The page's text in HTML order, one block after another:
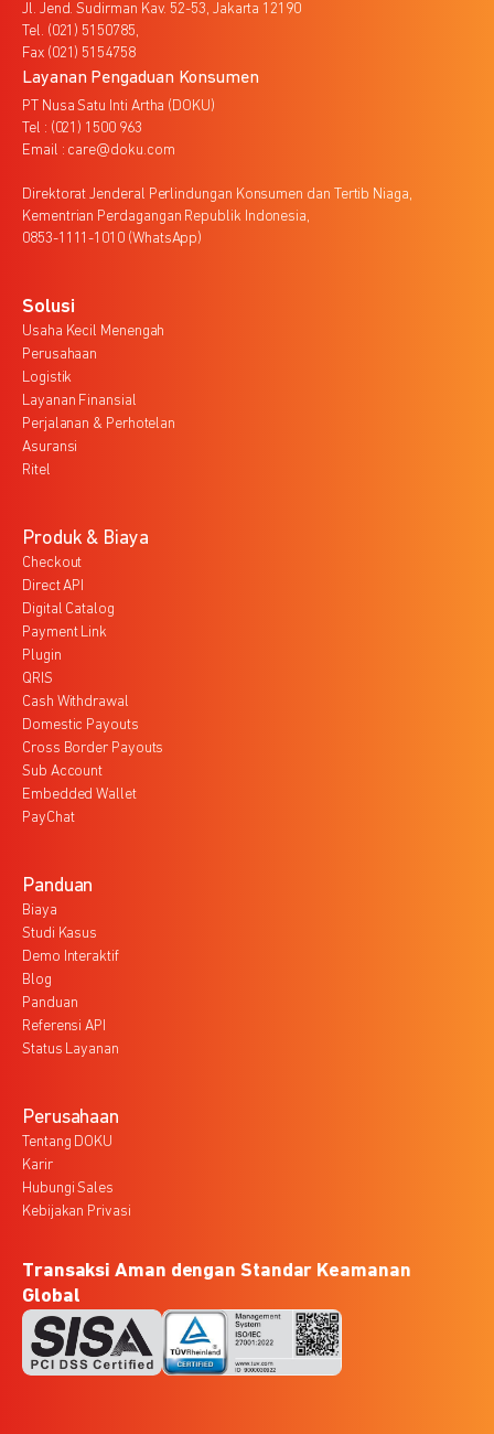
Jl. Jend. Sudirman Kav. 52-53, Jakarta 12190
Tel. (021) 5150785,
Fax (021) 5154758
Layanan Pengaduan Konsumen
PT Nusa Satu Inti Artha (DOKU)
Tel : (021) 1500 963
Email : care@doku.com
Direktorat Jenderal Perlindungan Konsumen dan Tertib Niaga,
Kementrian Perdagangan Republik Indonesia,
0853-1111-1010 (WhatsApp)
Solusi
Usaha Kecil Menengah
Perusahaan
Logistik
Layanan Finansial
Perjalanan & Perhotelan
Asuransi
Ritel
Produk & Biaya
Checkout
Direct API
Digital Catalog
Payment Link
Plugin
QRIS
Cash Withdrawal
Domestic Payouts
Cross Border Payouts
Sub Account
Embedded Wallet
PayChat
Panduan
Biaya
Studi Kasus
Demo Interaktif
Blog
Panduan
Referensi API
Status Layanan
Perusahaan
Tentang DOKU
Karir
Hubungi Sales
Kebijakan Privasi
Transaksi Aman dengan Standar Keamanan
Global